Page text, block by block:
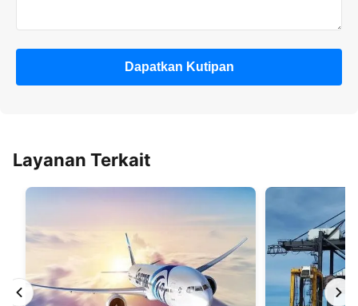
Dapatkan Kutipan
Layanan Terkait